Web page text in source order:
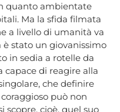
quanto ambientate
Ma la sfida filmata
a livello di umanità va
è stato un giovanissimo
in sedia a rotelle da
di reagire alla
che definire
può non
scopre, cioè, quel suo